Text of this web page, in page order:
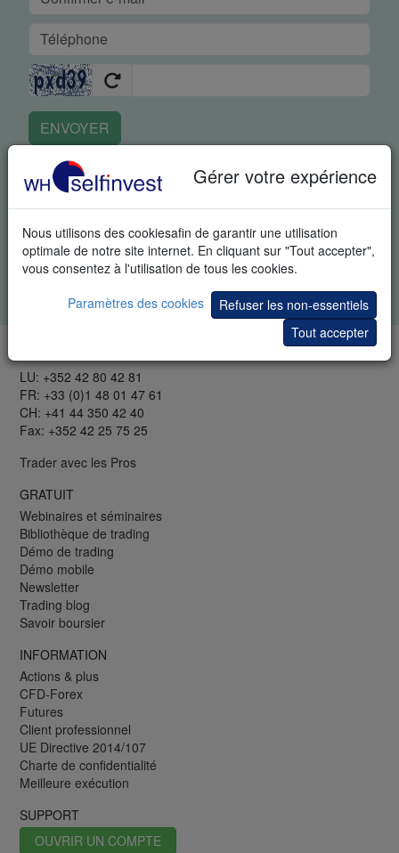
Gérer votre expérience
Nous utilisons des cookiesafin de garantir une utilisation
optimale de notre site internet. En cliquant sur "Tout accepter",
vous consentez à l'utilisation de tous les cookies.
Paramètres des cookies
Refuser les non-essentiels
Tout accepter
ENVOYER
En demandant cet article vous reconnaissez spécifiquement
que nous pouvons vous envoyer des informations
supplémentaires sur le trading et des invitations à des
événements portant sur le trading. Vous pouvez à tout moment
vous désabonner de ces informations.
Tous les champs sont obligatoires. Vos données restent
Charte de confidentialité.
LU: +352 42 80 42 81
FR: +33 (0)1 48 01 47 61
CH: +41 44 350 42 40
Fax: +352 42 25 75 25
Trader avec les Pros
GRATUIT
Webinaires et séminaires
Bibliothèque de trading
Démo de trading
Démo mobile
Newsletter
Trading blog
Savoir boursier
INFORMATION
Actions & plus
CFD-Forex
Futures
Client professionnel
UE Directive 2014/107
Charte de confidentialité
Meilleure exécution
SUPPORT
OUVRIR UN COMPTE